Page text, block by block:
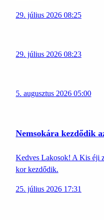
29. július 2026 08:25
29. július 2026 08:23
5. augusztus 2026 05:00
Nemsokára kezdődik
Kedves Lakosok! A Kis éji
kor kezdődik.
25. július 2026 17:31